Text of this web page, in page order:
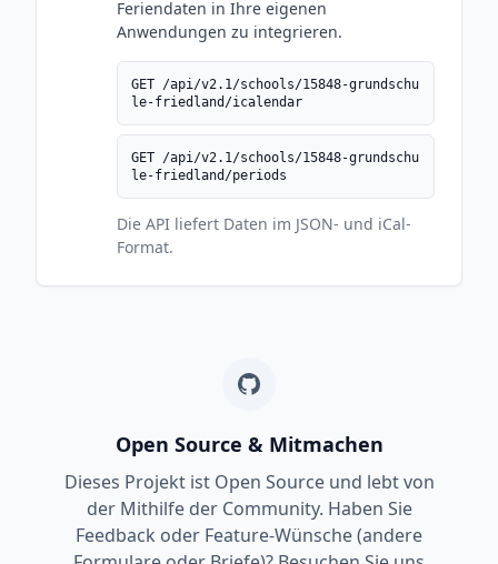
Feriendaten in Ihre eigenen
Anwendungen zu integrieren.
GET /api/v2.1/schools/15848-grundschu
le-friedland/icalendar
GET /api/v2.1/schools/15848-grundschu
le-friedland/periods
Die API liefert Daten im JSON- und iCal-
Format.
Open Source & Mitmachen
Dieses Projekt ist Open Source und lebt von
der Mithilfe der Community. Haben Sie
Feedback oder Feature-Wünsche (andere